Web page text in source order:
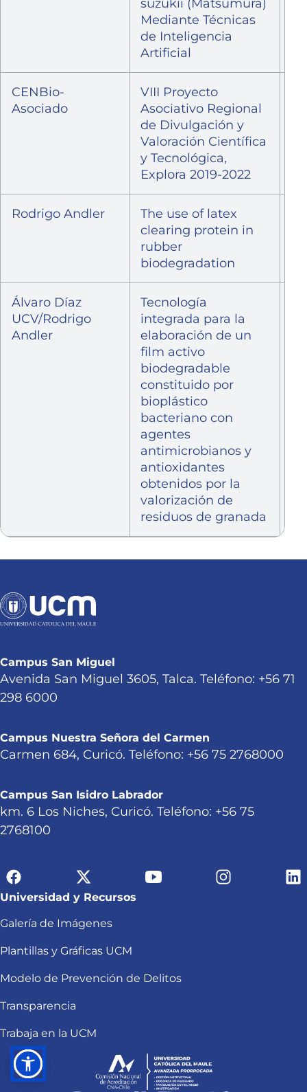
suzukii (Matsumura)
Mediante Técnicas
de Inteligencia
Artificial
CENBio-
Asociado
VIII Proyecto
Asociativo Regional
de Divulgación y
Valoración Científica
y Tecnológica,
Explora 2019-2022
Rodrigo Andler
The use of latex
clearing protein in
rubber
biodegradation
Álvaro Díaz
UCV/Rodrigo
Andler
Tecnología
integrada para la
elaboración de un
film activo
biodegradable
constituido por
bioplástico
bacteriano con
agentes
antimicrobianos y
antioxidantes
obtenidos por la
valorización de
residuos de granada
Campus San Miguel
Avenida San Miguel 3605, Talca. Teléfono: +56 71
298 6000
Campus Nuestra Señora del Carmen
Carmen 684, Curicó. Teléfono: +56 75 2768000
Campus San Isidro Labrador
km. 6 Los Niches, Curicó. Teléfono: +56 75
2768100
Universidad y Recursos
Galería de Imágenes
Plantillas y Gráficas UCM
Modelo de Prevención de Delitos
Transparencia
Trabaja en la UCM